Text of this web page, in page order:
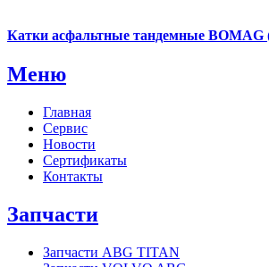
Катки асфальтные тандемные BOMAG
Меню
Главная
Сервис
Новости
Сертификаты
Контакты
Запчасти
Запчасти ABG TITAN